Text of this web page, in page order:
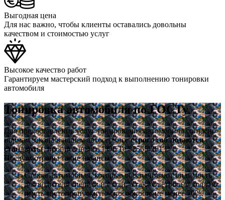
Выгодная цена
Для нас важно, чтобы клиенты оставались довольны
качеством и стоимостью услуг
Высокое качество работ
Гарантируем мастерский подход к выполнению тонировки
автомобиля
Тонировка автомобиля по ГОСТу
Для предоставления услуг тонирования автомобиля согласно
нормам закона в нашем автосервисестрого соблюдаются
стандарты, прописанные в ГОСТе 32565-2013.
Предусмотрены такие нюансы:
Стекла автомобиля, которые обеспечивают видимость
для водителя спереди и сзади, а также ветровые должны
иметь светопропускную способность не менее 70%.